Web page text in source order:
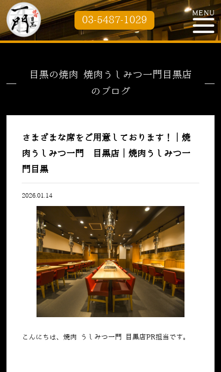
03-5487-1029
目黒の焼肉 焼肉うしみつ一門目黒店
のブログ
さまざまな席をご用意しております！｜焼
肉うしみつ一門 目黒店｜焼肉うしみつ一
門目黒
2026.01.14
こんにちは、焼肉 うしみつ一門 目黒店PR担当です。